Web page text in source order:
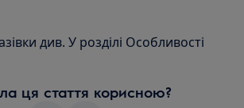
див. У розділі Особливості
ця стаття корисною?